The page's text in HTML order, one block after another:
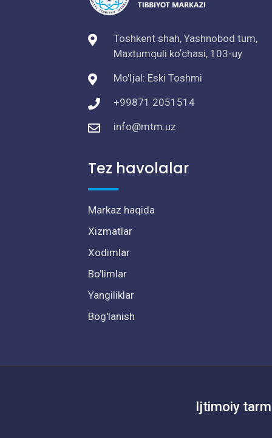
Toshkent shah, Yashnobod tum,
Maxtumquli koʼchasi, 103-uy
Mo'ljal: Eski Toshmi
+99871 2051514
info@mtm.uz
Tez havolalar
Markaz haqida
Xizmatlar
Xodimlar
Bo'limlar
Yangiliklar
Bog'lanish
Ijtimoiy